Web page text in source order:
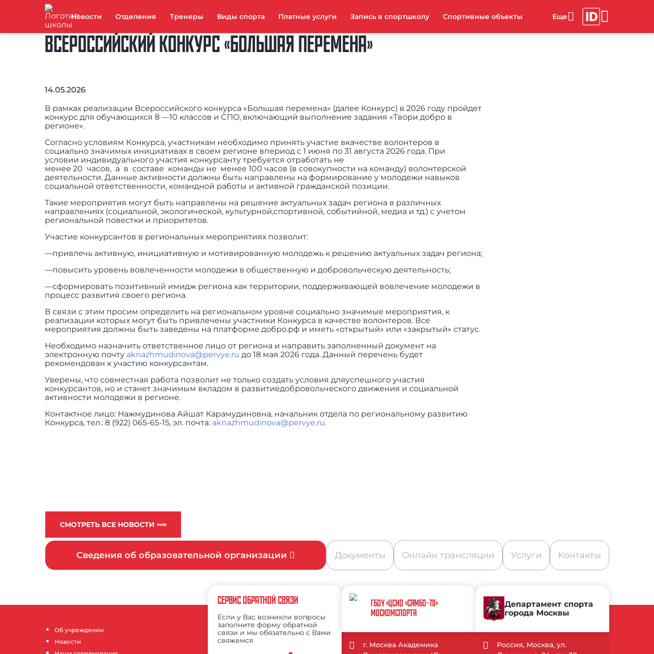
Новости Отделения Тренеры Виды спорта Платные услуги Запись в спортшколу Спортивные объекты
ВСЕРОССИЙСКИЙ КОНКУРС «БОЛЬШАЯ ПЕРЕМЕНА»
14.05.2026
В рамках реализации Всероссийского конкурса «Большая перемена» (далее Конкурс) в 2026 году пройдет
конкурс для обучающихся 8 —10 классов и CПO, включающий выполнение задания «Твори добро в
регионе».
Согласно условиям Конкурса, участникам необходимо принять участие вкачестве волонтеров в
социально значимых инициативах в своем регионе впериод с 1 июня по 31 августа 2026 года. При
условии индивидуального участия конкурсанту требуется отработать не
менее 20 часов, а в составе команды не менее 100 часов (в совокупности на команду) волонтерской
деятельности. Данные активности должны быть направлены на формирование у молодежи навыков
социальной ответственности, командной работы и активной гражданской позиции.
Такие мероприятия могут быть направлены на решение актуальных задач региона в различных
направлениях (социальной, экологической, культурной,спортивной, событийной, медиа и тд.) с учетом
региональной повестки и приоритетов.
Участие конкурсантов в региональных мероприятиях позволит:
—привлечь активную, инициативную и мотивированную молодежь к решению актуальных задач региона;
—повысить уровень вовлеченности молодежи в общественную и добровольческую деятельность;
—сформировать позитивный имидж региона как территории, поддерживающей вовлечение молодежи в
процесс развития своего региона.
В связи с этим просим определить на региональном уровне социально значимые мероприятия, к
реализации которых могут быть привлечены участники Конкурса в качестве волонтеров. Все
мероприятия должны быть заведены на платформе добро.рф и иметь «открытый» или «закрытый» статус.
Необходимо назначить ответственное лицо от региона и направить заполненный документ на
электронную почту aknazhmudinova@pervye.ru до 18 мая 2026 года. Данный перечень будет
рекомендован к участию конкурсантам.
Уверены, что совместная работа позволит не только создать условия дляуспешного участия
конкурсантов, но и станет значимым вкладом в развитиедобровольческого движения и социальной
активности молодежи в регионе.
Контактное лицо: Нажмудинова Айшат Карамудиновна, начальник отдела по региональному развитию
Конкурса, тел.: 8 (922) 065-65-15, эл. почта: aknazhmudinova@pervye.ru.
СМОТРЕТЬ ВСЕ НОВОСТИ ⟹
Сведения об образовательной организации Документы Онлайн трансляции Услуги Контакты
Об учреждении
Новости
СЕРВИС ОБРАТНОЙ СВЯЗИ
Если у Вас возникли вопросы
заполните форму обратной
связи и мы обязательно с Вами
свяжемся
ГБОУ «ЦСИО «САМБО-70»
МОСКОМСПОРТА
г. Москва Академика
Департамент спорта
города Москвы
Россия, Москва, ул.